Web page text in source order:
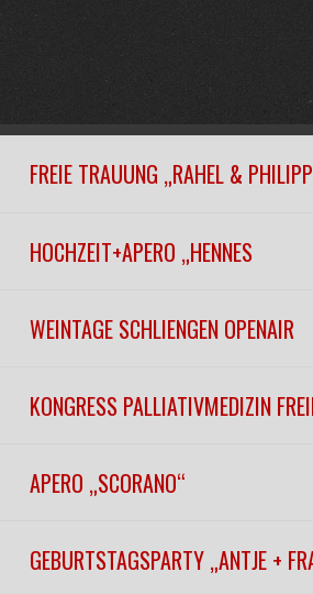
FREIE TRAUUNG „RAHEL &
HOCHZEIT+APERO „HENNES
WEINTAGE SCHLIENGEN OPENAIR
KONGRESS PALLIATIVMEDIZIN
APERO „SCORANO“
GEBURTSTAGSPARTY „ANTJE +